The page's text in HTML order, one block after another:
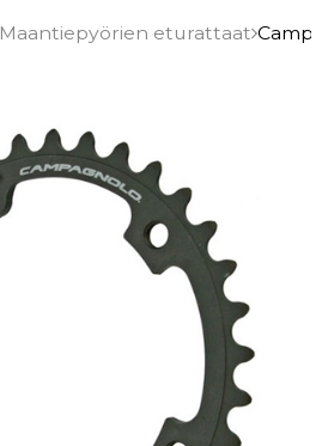
Maantiepyörien eturattaat